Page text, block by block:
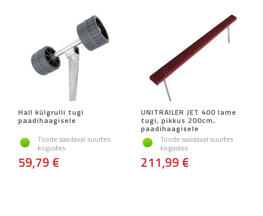
Hall külgrulli tugi
paadihaagisele
Toode saadaval suurtes
kogustes
59,79 €
UNITRAILER JET 400 lame
tugi, pikkus 200cm,
paadihaagisele
Toode saadaval suurtes
kogustes
211,99 €